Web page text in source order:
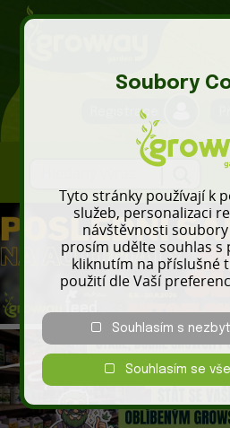
Soubory
Tyto stránky používají k
služeb, personalizaci
návštěvnosti
prosím udělte souhlas s
kliknutím na příslušné
použití dle Vaší
Souhlasím s
Souhlasím se
Registrace